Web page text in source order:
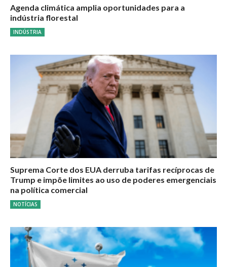
Agenda climática amplia oportunidades para a
indústria florestal
INDÚSTRIA
Suprema Corte dos EUA derruba tarifas recíprocas de
Trump e impõe limites ao uso de poderes emergenciais
na política comercial
NOTÍCIAS